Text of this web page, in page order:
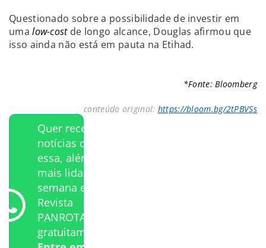
Questionado sobre a possibilidade de investir em
umalow-costde longo alcance, Douglas afirmou que
isso ainda não está em pauta na Etihad.
*Fonte: Bloomberg
conteúdo original: https://bloom.bg/2tPBVSs
Quer receber
notícias como
essa, além das
mais lidas da
semana e a
Revista
PANROTAS
gratuitamente?